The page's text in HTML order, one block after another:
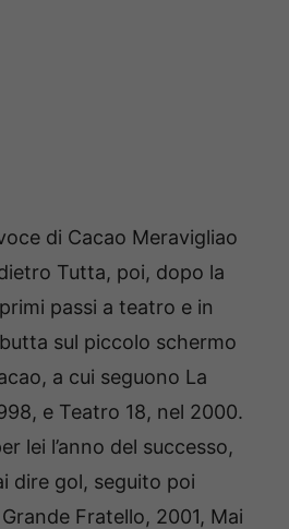
di Cacao Meravigliao
Tutta, poi, dopo la
passi a teatro e in
sul piccolo schermo
a cui seguono La
e Teatro 18, nel 2000.
lei l’anno del successo,
dire gol, seguito poi
Fratello, 2001, Mai